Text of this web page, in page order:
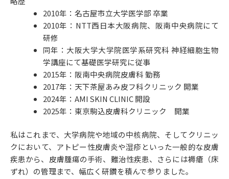
2010年：名古屋市立大学医学部 卒業
2010年：NTT西日本大阪病院、阪南中央病院にて
研修
同年：大阪大学大学院医学系研究科 神経細胞生物
学講座にて基礎医学研究に従事
2015年：阪南中央病院皮膚科 勤務
2017年：天下茶屋あみ皮フ科クリニック 開業
2024年：AMI SKIN CLINIC 開設
2025年：東京駒込皮膚科クリニック 開業
私はこれまで、大学病院や地域の中核病院、そしてクリニッ
クにおいて、アトピー性皮膚炎や湿疹といった一般的な皮膚
疾患から、皮膚腫瘍の手術、難治性疾患、さらには褥瘡（床
ずれ）の管理まで、幅広く研鑽を積んで参りました。